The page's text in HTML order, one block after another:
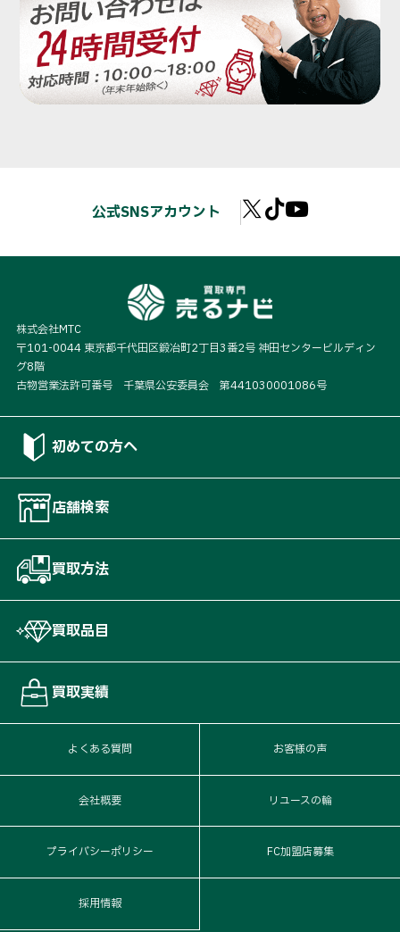
公式SNSアカウント
株式会社MTC
〒101-0044 東京都千代田区鍛冶町2丁目3番2号 神田センタービルディン
グ8階
古物営業法許可番号 千葉県公安委員会 第441030001086号
初めての方へ
店舗検索
買取方法
買取品目
買取実績
よくある質問 お客様の声
会社概要 リユースの輪
プライバシーポリシー FC加盟店募集
採用情報